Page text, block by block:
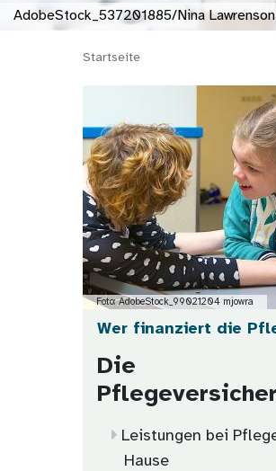
AdobeStock_537201885/Nina
Startseite
Foto: AdobeStock_99021204 mjowra
Wer finanziert die
Die
Leistungen bei
Hause